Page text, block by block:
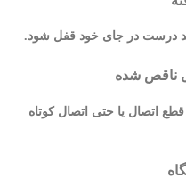
درست در جای خود قفل شود.
اتصال یا حتی اتصال کوتاه